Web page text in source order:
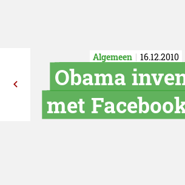
Algemeen 16.12.2010